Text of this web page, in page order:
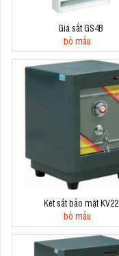
Giá sắt GS4B
bỏ mẫu
Két sắt bảo mật KV22
bỏ mẫu